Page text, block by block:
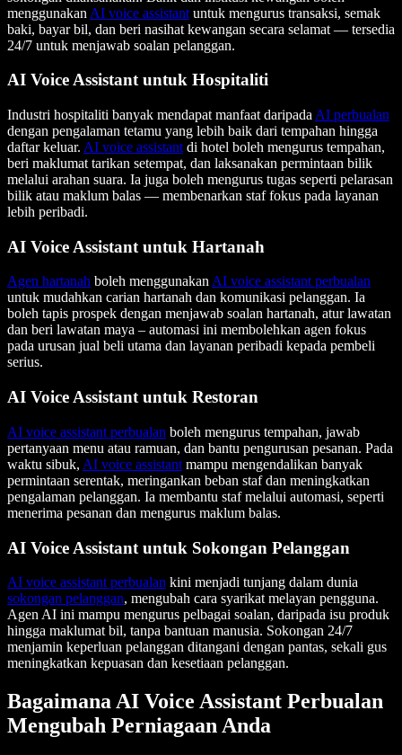
menggunakan AI voice assistant untuk mengurus transaksi, semak
baki, bayar bil, dan beri nasihat kewangan secara selamat — tersedia
24/7 untuk menjawab soalan pelanggan.
AI Voice Assistant untuk Hospitaliti
Industri hospitaliti banyak mendapat manfaat daripada AI perbualan
dengan pengalaman tetamu yang lebih baik dari tempahan hingga
daftar keluar. AI voice assistant di hotel boleh mengurus tempahan,
beri maklumat tarikan setempat, dan laksanakan permintaan bilik
melalui arahan suara. Ia juga boleh mengurus tugas seperti pelarasan
bilik atau maklum balas — membenarkan staf fokus pada layanan
lebih peribadi.
AI Voice Assistant untuk Hartanah
Agen hartanah boleh menggunakanAI voice assistant perbualan
untuk mudahkan carian hartanah dan komunikasi pelanggan. Ia
boleh tapis prospek dengan menjawab soalan hartanah, atur lawatan
dan beri lawatan maya – automasi ini membolehkan agen fokus
pada urusan jual beli utama dan layanan peribadi kepada pembeli
serius.
AI Voice Assistant untuk Restoran
AI voice assistant perbualan boleh mengurus tempahan, jawab
pertanyaan menu atau ramuan, dan bantu pengurusan pesanan. Pada
waktu sibuk, AI voice assistant mampu mengendalikan banyak
permintaan serentak, meringankan beban staf dan meningkatkan
pengalaman pelanggan. Ia membantu staf melalui automasi, seperti
menerima pesanan dan mengurus maklum balas.
AI Voice Assistant untuk Sokongan Pelanggan
AI voice assistant perbualan kini menjadi tunjang dalam dunia
sokongan pelanggan, mengubah cara syarikat melayan pengguna.
Agen AI ini mampu mengurus pelbagai soalan, daripada isu produk
hingga maklumat bil, tanpa bantuan manusia. Sokongan 24/7
menjamin keperluan pelanggan ditangani dengan pantas, sekali gus
meningkatkan kepuasan dan kesetiaan pelanggan.
Bagaimana AI Voice Assistant Perbualan
Mengubah Perniagaan Anda